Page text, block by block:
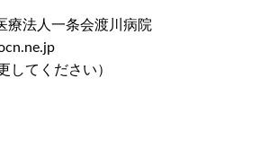
法人一条会渡川病院
してください）